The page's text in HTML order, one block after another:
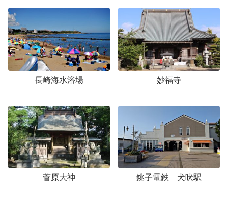
長崎海水浴場 妙福寺
菅原大神 銚子電鉄 犬吠駅